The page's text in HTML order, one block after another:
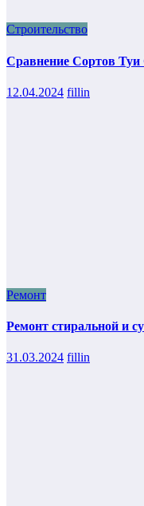
Строительство
Сравнение Сортов
12.04.2024 fillin
Ремонт
Ремонт стиральной и
31.03.2024 fillin